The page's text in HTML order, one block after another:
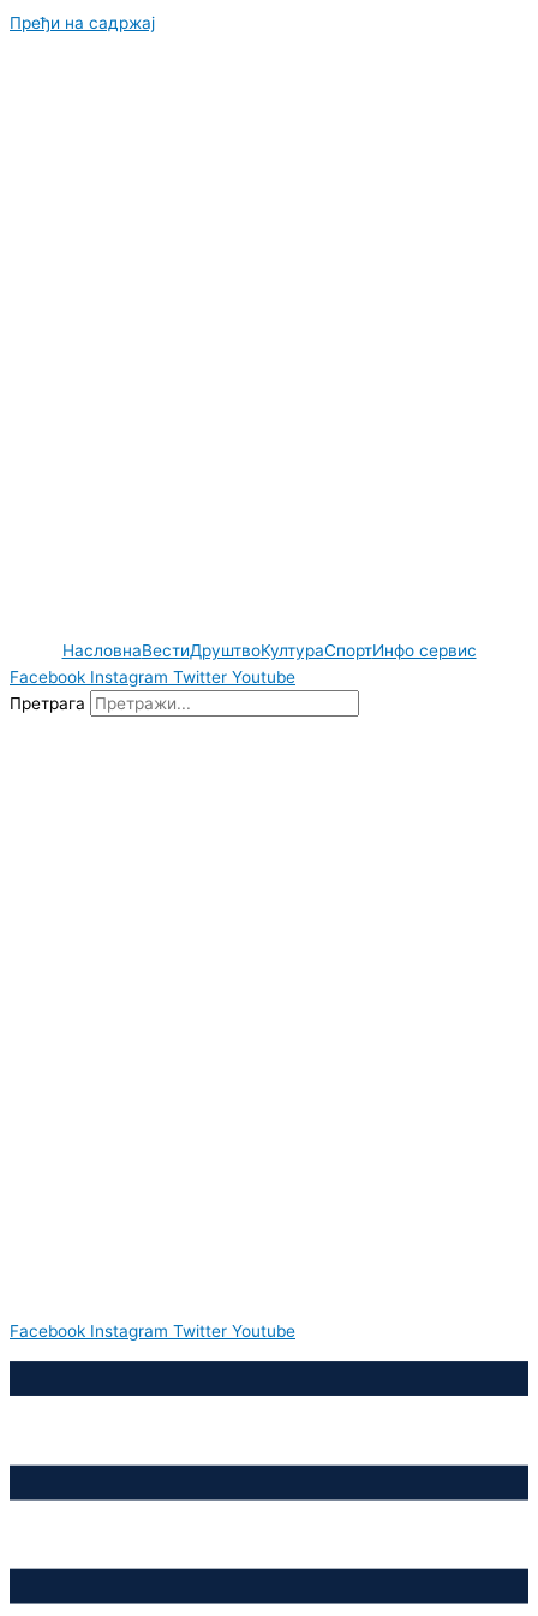
Пређи на садржај
НасловнаВестиДруштвоКултураСпортИнфо сервис
Facebook Instagram Twitter Youtube
Претрага
Facebook Instagram Twitter Youtube